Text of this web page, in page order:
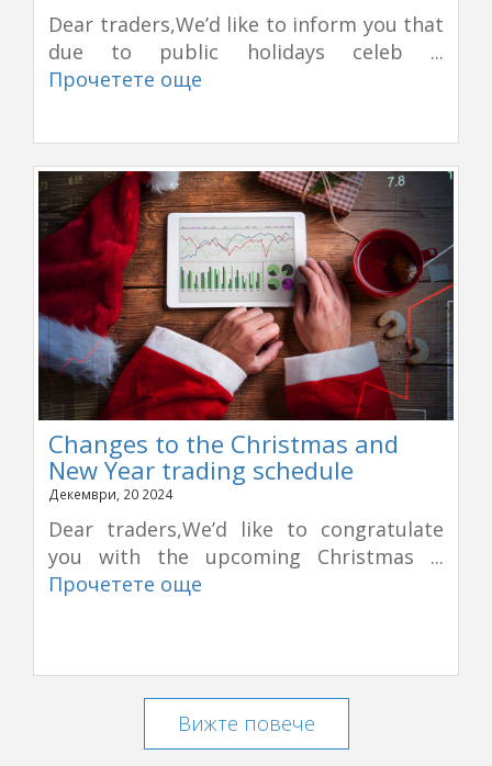
Dear traders,We’d like to inform you that
due to public holidays celeb ...
Прочетете още
Changes to the Christmas and
New Year trading schedule
Декември, 20 2024
Dear traders,We’d like to congratulate
you with the upcoming Christmas ...
Прочетете още
Вижте повече